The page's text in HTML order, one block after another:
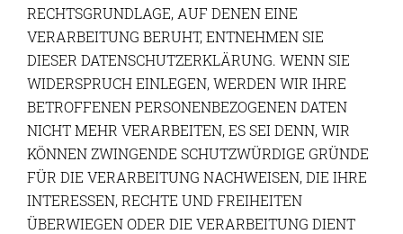
RECHTSGRUNDLAGE, AUF DENEN EINE
VERARBEITUNG BERUHT, ENTNEHMEN SIE
DIESER DATENSCHUTZERKLÄRUNG. WENN SIE
WIDERSPRUCH EINLEGEN, WERDEN WIR IHRE
BETROFFENEN PERSONENBEZOGENEN DATEN
NICHT MEHR VERARBEITEN, ES SEI DENN, WIR
KÖNNEN ZWINGENDE SCHUTZWÜRDIGE GRÜNDE
FÜR DIE VERARBEITUNG NACHWEISEN, DIE IHRE
INTERESSEN, RECHTE UND FREIHEITEN
ÜBERWIEGEN ODER DIE VERARBEITUNG DIENT